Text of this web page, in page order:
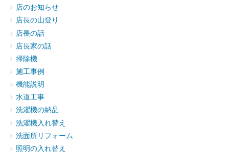
店のお知らせ
店長の山登り
店長の話
店長家の話
掃除機
施工事例
機能説明
水道工事
洗濯機の納品
洗濯機入れ替え
洗面所リフォーム
照明の入れ替え